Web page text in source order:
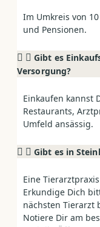
Im Umkreis von
und Pensionen.
Gibt es
Versorgung?
Einkaufen kannst
Restaurants,
Umfeld ansässig.
Gibt es in
Eine
Erkundige Dich
nächsten Tierarzt
Notiere Dir am